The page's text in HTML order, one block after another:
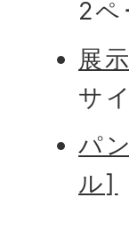
2ペ
展
サ
パ
ル]